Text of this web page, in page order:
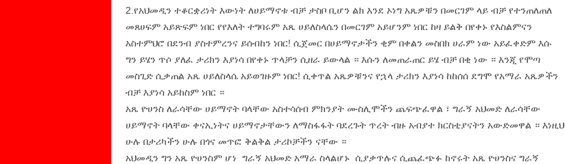
2.የአህመዲን ተቆርቋሪነት እውነት ለሀይማኖቱ ብቻ ታስቦ ቢሆን ልክ እንደ ኦነግ አጼዎቹን በመርገም ላይ ብቻ የተንጠለጠለ
መጸሀፍም አይጽፍም ነበር የየእለት ተግባሩም አጼ ሀይለስላሴን በመርገም አይሆንም ነበር ከዛ ይልቅ በየቀኑ የእስልምናን
አስተምህሮ በደንብ ያስተምረንና ይሰብከን ነበር! ሲጀመር በሀይማኖታችን ቂም በቀልን መስበክ ሀራም ነው አይፈቀድም እሱ
ግን ይሄን ጥሶ ያለፈ ታሪክን እያነሳ በየቀኑ ጥላቻን ሲዘራ ይውላል ። እሱን ለመጠራጠር ይሄ ብቻ በቂ ነው ። እንጂ የሞጣ
መስጊድ ሲቃጠል አጼ ሀይለስላሴ አይወገዙም ነበር! ሲቀጥል አጼዎቹንና የኋላ ታሪክን እያነሳ ከከሰሰ ደግሞ የአማራ አጼዎችን
ብቻ እያነሳ አይከስም ነበር ።
አጼ ዮሀንስ ለራሳቸው ሀይማኖት ባላቸው አስተሳሰብ ምክንያት ሙስሊሞችን ጨፍጭፈዋል ፣ ግራኝ አህመድ ለራሳቸው
ሀይማኖት ባላቸው ቀናኢነትና ሀይማኖታቸውን ለማስፋፋት ባደረጉት ጥረት ብዙ አብያተ ክርስቲያናትን አውድመዋል ። እነዚህ
ሁሉ በታሪካችን ሁሉ በጎና መጥፎ ቅልቅል ታሪኮቻችን ናቸው ።
አህመዲን ግን አጼ ዮሀንስም ሆነ ግራኝ አህመድ አማራ ስላልሆኑ ሲያቃጥሉና ሲጨፈጭፉ ከኖሩት አጼ ዮሀንስና ግራኝ